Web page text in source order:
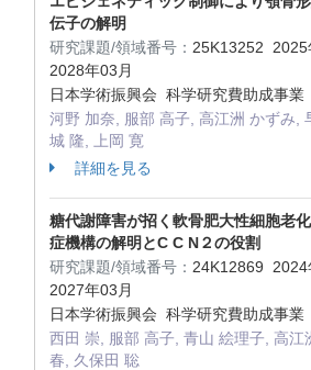
伝子の解明
研究課題/領域番号： 25K13252 2025
2028年03月
日本学術振興会 科学研究費助成事
河野 加奈, 服部 高子, 高江洲 かずみ,
城 隆, 上岡 寛
詳細を見る
糖代謝障害が招く軟骨肥大性細胞老
症機構の解明とC C N２の役割
研究課題/領域番号： 24K12869 2024
2027年03月
日本学術振興会 科学研究費助成事
西田 崇, 服部 高子, 青山 絵理子, 高江
春, 久保田 聡